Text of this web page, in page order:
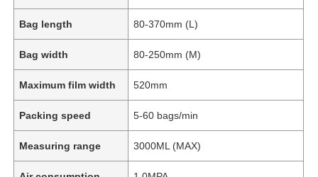
Bag length 80-370mm (L)
Bag width 80-250mm (M)
Maximum film width 520mm
Packing speed 5-60 bags/min
Measuring range 3000ML (MAX)